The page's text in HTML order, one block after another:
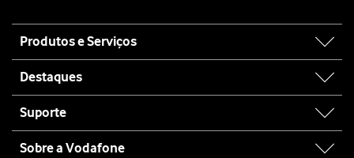
map
Produtos e Serviços
Destaques
Suporte
Sobre a Vodafone